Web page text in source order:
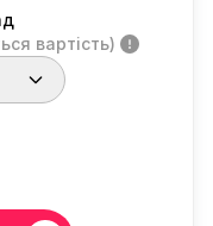
вартість)